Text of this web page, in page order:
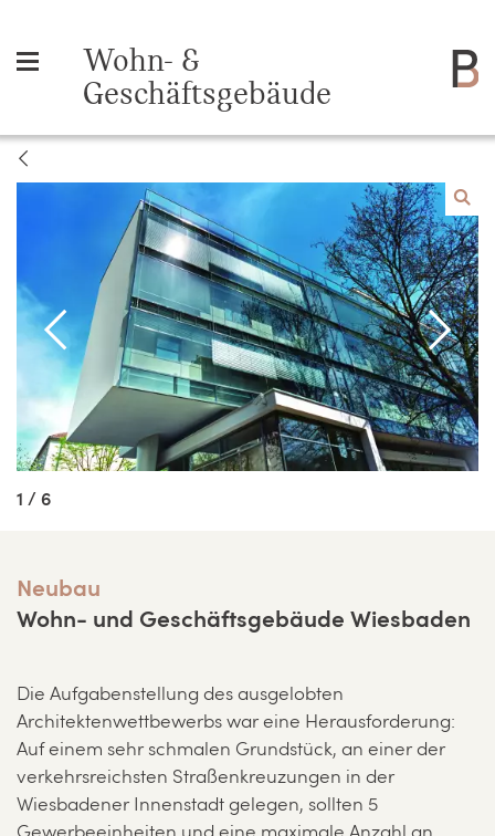
Wohn- &
Geschäftsgebäude
1 / 6
Neubau
Wohn- und Geschäftsgebäude Wiesbaden
Die Aufgabenstellung des ausgelobten
Architektenwettbewerbs war eine Herausforderung:
Auf einem sehr schmalen Grundstück, an einer der
verkehrsreichsten Straßenkreuzungen in der
Wiesbadener Innenstadt gelegen, sollten 5